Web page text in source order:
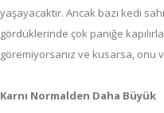
yaşayacaktır. Ancak bazı kedi
gördüklerinde çok paniğe
göremiyorsanız ve kusarsa,
Karnı Normalden Daha Büyük